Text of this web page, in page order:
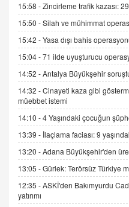
9.12.2025 10:11
İNCİ GÜL AKÖL
Trump Keşke
06.07.2026 13:00
ADEM AKÖL
Esed
Sednaya
11.12.2024 12:30
DR. EKREM
Gerçek Ne,
Cümlesinin
15:58 -Zincirleme trafik kazası:
15:50 -Silah ve mühimmat
15:42 -Yasa dışı bahis
15:04 -71 ilde uyuşturucu
14:52 -Antalya Büyükşehir
14:32 -Cinayeti kaza gibi
müebbet istemi
14:10 -4 Yaşındaki çocuğun
13:39 - İlaçlama faciası: 9
13:20 -Adana Büyükşehir'den
13:05 -Gürlek: Terörsüz Türkiye
12:35 -ASKİ'den Bakımyurdu
yatırımı